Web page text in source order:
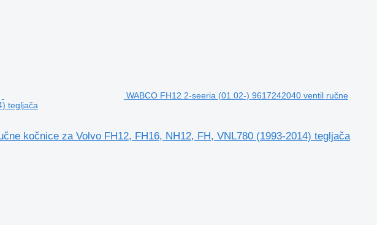
WABCO FH12 2-seeria (01.02-) 9617242040 ventil ručne
tegljača
kočnice za Volvo FH12, FH16, NH12, FH, VNL780 (1993-2014) tegljača